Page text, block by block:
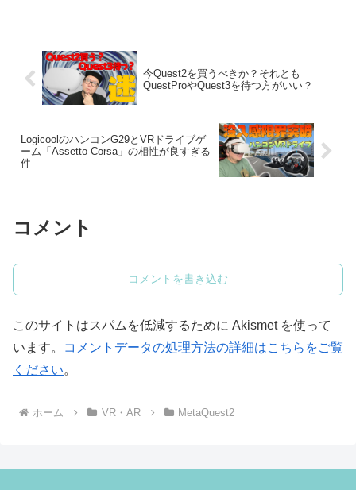
今Quest2を買うべきか？それとも
QuestProやQuest3を待つ方がいい？
LogicoolのハンコンG29とVRドライブゲ
ーム「Assetto Corsa」の相性が良すぎる
件
コメント
コメントを書き込む
このサイトはスパムを低減するために Akismet を使って
います。
コメントデータの処理方法の詳細はこちらをご覧
ください。
ホーム VR・AR MetaQuest2